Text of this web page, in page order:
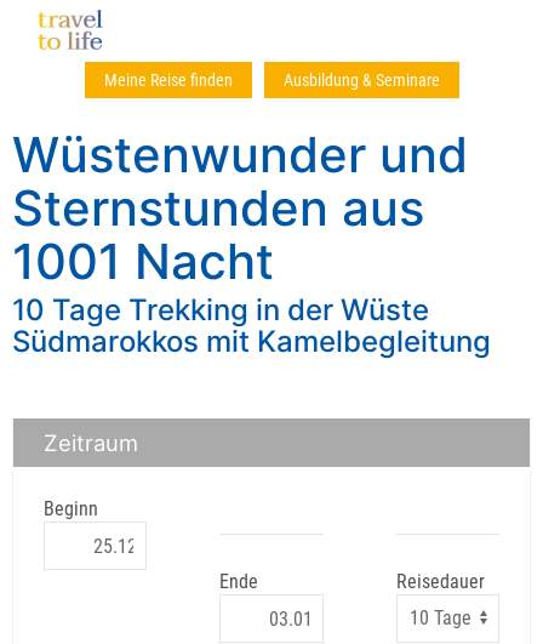
Meine Reise finden Ausbildung & Seminare
Wüstenwunder und
Sternstunden aus
1001 Nacht
10 Tage Trekking in der Wüste
Südmarokkos mit Kamelbegleitung
Zeitraum
Beginn
Ende Reisedauer